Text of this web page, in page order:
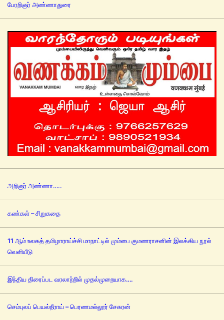
பேரறிஞர் அண்ணாதுரை
அறிஞர் அண்ணா…..
கண்கள் – சிறுகதை
11 ஆம் உலகத் தமிழாராய்ச்சி மாநாட்டில் மும்பை குமணராசனின் இலக்கிய நூல்
வெளியீடு
இந்திய திரைப்பட வரலாற்றில் முதல்முறையாக….
செம்புலப் பெயல்நீராய் – பெரணமல்லூர் சேகரன்